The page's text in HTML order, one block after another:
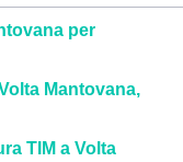
per
Mantovana,
TIM a Volta